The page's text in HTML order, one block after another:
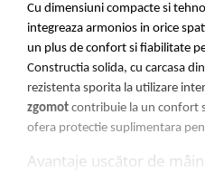
Cu dimensiuni compacte si
integreaza armonios in orice
un plus de confort si fiabilitate
Constructia solida, cu carcasa din
rezistenta sporita la utilizare
zgomot contribuie la un confort
ofera protectie suplimentara
Avantaje uscător de